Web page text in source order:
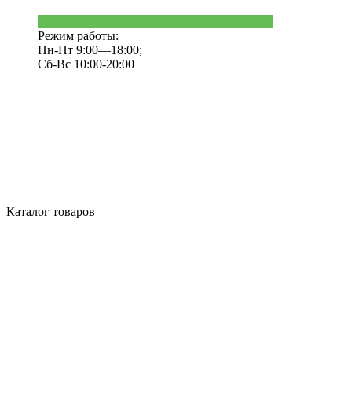
Режим работы:
Пн-Пт 9:00—18:00;
Сб-Вс 10:00-20:00
Каталог товаров